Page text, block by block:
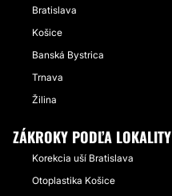
Bratislava
Košice
Banská Bystrica
Trnava
Žilina
ZÁKROKY PODĽA LOKALITY
Korekcia uší Bratislava
Otoplastika Košice